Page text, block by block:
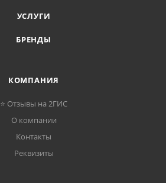
УСЛУГИ
БРЕНДЫ
КОМПАНИЯ
⭐ Отзывы на 2ГИС
О компании
Контакты
Реквизиты